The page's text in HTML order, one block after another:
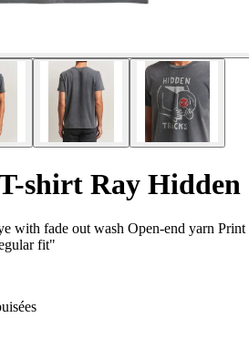
shirt Ray Hidden
with fade out wash Open-end yarn Print
fit"